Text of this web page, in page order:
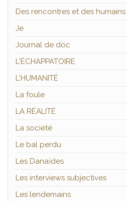
Des rencontres et des humains
Je
Journal de doc
L'ÉCHAPPATOIRE
L'HUMANITÉ
La foule
LA RÉALITÉ
La société
Le bal perdu
Les Danaïdes
Les interviews subjectives
Les lendemains